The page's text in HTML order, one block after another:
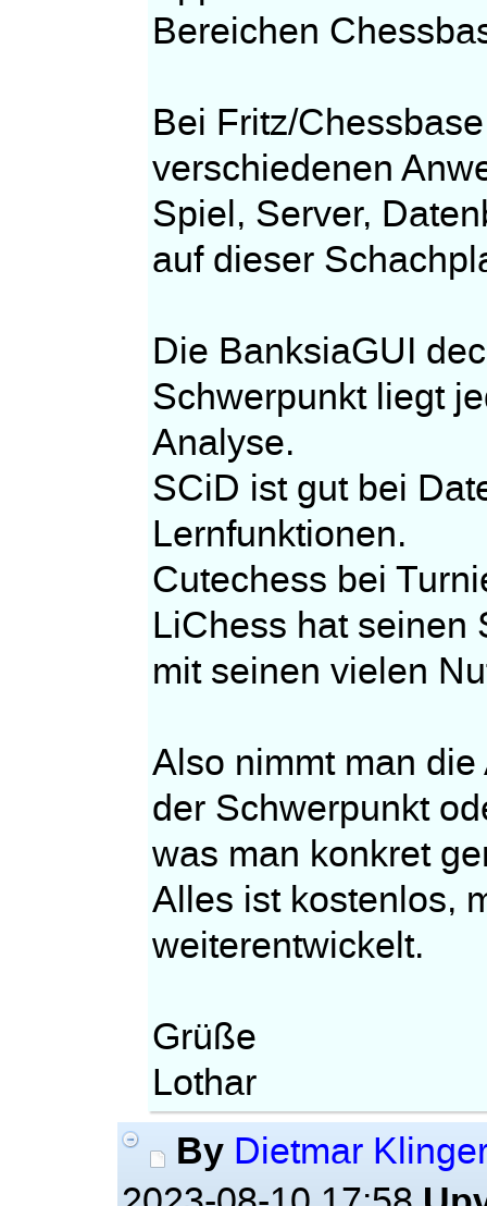
Bereichen
Bei Fritz/
verschiedenen
Spiel, Server,
auf dieser
Die BanksiaGUI
Schwerpunkt liegt
Analyse.
SCiD ist gut bei
Lernfunktionen.
Cutechess bei
LiChess hat seinen
mit seinen vielen
Also nimmt man
der Schwerpunkt
was man konkret
Alles ist kostenlos,
weiterentwickelt.
Grüße
Lothar
By Dietmar